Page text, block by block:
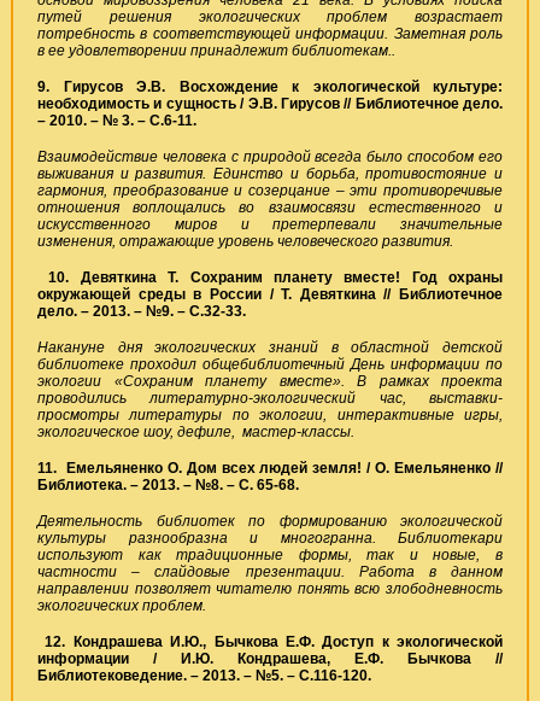
путей решения экологических проблем возрастает
потребность в соответствующей информации. Заметная роль
в ее удовлетворении принадлежит библиотекам..
9. Гирусов Э.В. Восхождение к экологической культуре:
необходимость и сущность / Э.В. Гирусов // Библиотечное дело.
– 2010. – № 3. – С.6-11.
Взаимодействие человека с природой всегда было способом его
выживания и развития. Единство и борьба, противостояние и
гармония, преобразование и созерцание – эти противоречивые
отношения воплощались во взаимосвязи естественного и
искусственного миров и претерпевали значительные
изменения, отражающие уровень человеческого развития.
10. Девяткина Т. Сохраним планету вместе! Год охраны
окружающей среды в России / Т. Девяткина // Библиотечное
дело. – 2013. – №9. – С.32-33.
Накануне дня экологических знаний в областной детской
библиотеке проходил общебиблиотечный День информации по
экологии «Сохраним планету вместе». В рамках проекта
проводились литературно-экологический час, выставки-
просмотры литературы по экологии, интерактивные игры,
экологическое шоу, дефиле, мастер-классы.
11. Емельяненко О. Дом всех людей земля! / О. Емельяненко //
Библиотека. – 2013. – №8. – С. 65-68.
Деятельность библиотек по формированию экологической
культуры разнообразна и многогранна. Библиотекари
используют как традиционные формы, так и новые, в
частности – слайдовые презентации. Работа в данном
направлении позволяет читателю понять всю злободневность
экологических проблем.
12. Кондрашева И.Ю., Бычкова Е.Ф. Доступ к экологической
информации / И.Ю. Кондрашева, Е.Ф. Бычкова //
Библиотековедение. – 2013. – №5. – С.116-120.